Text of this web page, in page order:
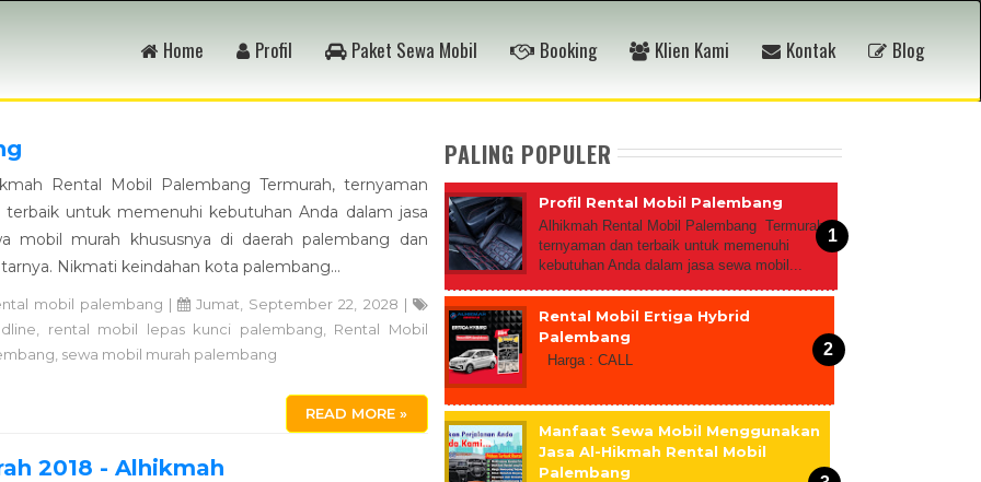
Home Profil Paket Sewa Mobil Booking Klien Kami Kontak Blog
Rental Mobil Palembang Termurah, ternyaman
terbaik untuk memenuhi kebutuhan Anda dalam jasa
mobil murah khususnya di daerah palembang dan
Nikmati keindahan kota palembang...
mobil palembang |
Jumat, September 22, 2028 |
rental mobil lepas kunci palembang
Rental Mobil
sewa mobil murah palembang
READ MORE »
2018 - Alhikmah
PALING POPULER
Profil Rental Mobil Palembang
Alhikmah Rental Mobil Palembang Termurah,
ternyaman dan terbaik untuk memenuhi
kebutuhan Anda dalam jasa sewa mobil...
Rental Mobil Ertiga Hybrid
Palembang
Harga : CALL
Manfaat Sewa Mobil Menggunakan
Jasa Al-Hikmah Rental Mobil
Palembang